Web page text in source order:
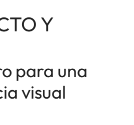
Y
para una
visual